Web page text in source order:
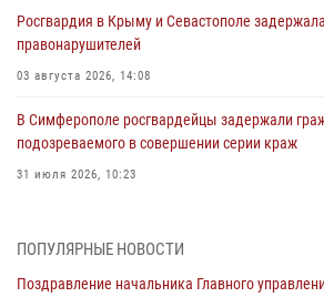
Росгвардия в Крыму и Севастополе
правонарушителей
03 августа 2026, 14:08
В Симферополе росгвардейцы задержали
подозреваемого в совершении серии краж
31 июля 2026, 10:23
объекте в Севастополе
ПОПУЛЯРНЫЕ НОВОСТИ
Поздравление начальника Главного